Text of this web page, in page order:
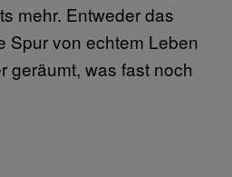
mehr. Entweder das
Spur von echtem Leben
geräumt, was fast noch